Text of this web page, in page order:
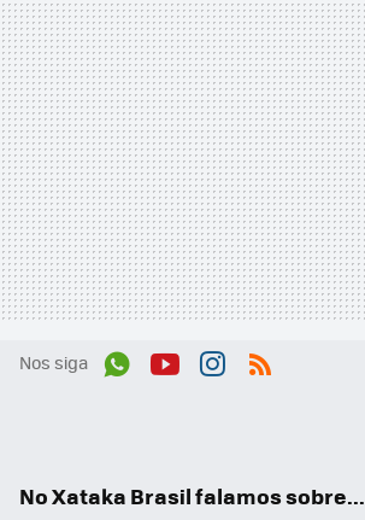
Nos siga
No Xataka Brasil falamos sobre...